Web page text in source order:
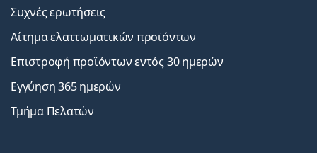
Συχνές ερωτήσεις
Αίτημα ελαττωματικών προϊόντων
Επιστροφή προϊόντων εντός 30 ημερών
Εγγύηση 365 ημερών
Τμήμα Πελατών